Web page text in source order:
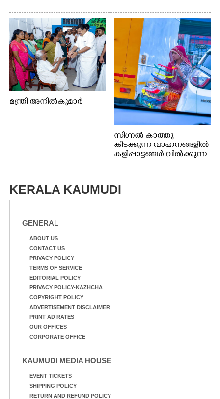
മന്ത്രി അനിൽകുമാർ
സിഗ്നൽ കാത്തു
കിടക്കുന്ന വാഹനങ്ങളിൽ
കളിപ്പാട്ടങ്ങൾ വിൽക്കുന്ന
നാടോടി യുവതി. ഇടപ്പള്ളി
KERALA KAUMUDI
GENERAL
ABOUT US
CONTACT US
PRIVACY POLICY
TERMS OF SERVICE
EDITORIAL POLICY
PRIVACY POLICY-KAZHCHA
COPYRIGHT POLICY
ADVERTISEMENT DISCLAIMER
PRINT AD RATES
OUR OFFICES
CORPORATE OFFICE
KAUMUDI MEDIA HOUSE
EVENT TICKETS
SHIPPING POLICY
RETURN AND REFUND POLICY